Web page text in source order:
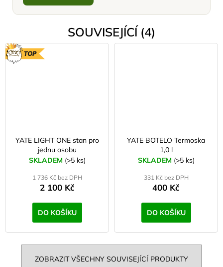
SOUVISEJÍCÍ (4)
YATE LIGHT ONE stan pro
jednu osobu
SKLADEM (>5 ks)
1 736 Kč bez DPH
2 100 Kč
DO KOŠÍKU
YATE BOTELO Termoska
1,0 l
SKLADEM (>5 ks)
331 Kč bez DPH
400 Kč
DO KOŠÍKU
ZOBRAZIT VŠECHNY SOUVISEJÍCÍ PRODUKTY